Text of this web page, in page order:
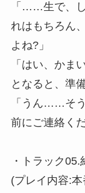
「……生で、
れはもちろん
よね?」
「はい、かま
となると、準
「うん……そ
前にご連絡く
・トラック
(プレイ内容: